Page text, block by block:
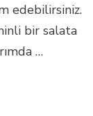
edebilirsiniz.
bir salata
…